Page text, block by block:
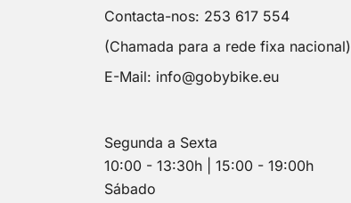
Contacta-nos: 253 617 554
(Chamada para a rede fixa nacional)
E-Mail: info@gobybike.eu
Segunda a Sexta
10:00 - 13:30h | 15:00 - 19:00h
Sábado